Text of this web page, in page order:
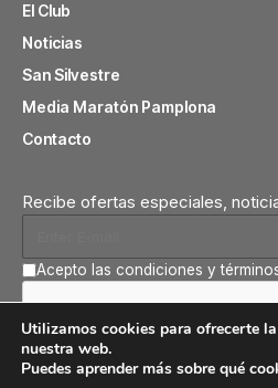
El Club
Noticias
San Silvestre
Media Maratón Pamplona
Contacto
Recibe ofertas especiales,
Acepto las condiciones y
Utilizamos cookies para ofrecerte
nuestra web.
Puedes aprender más sobre qué